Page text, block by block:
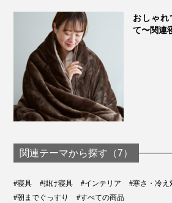
も、同じように目が安らいでいると
さに、癒しのグレーです。
おしゃ
て〜関連
関連テーマから探す（7）
#寝具 #掛け寝具 #インテリア #寒さ・冷え
#朝までぐっすり
#すべての商品